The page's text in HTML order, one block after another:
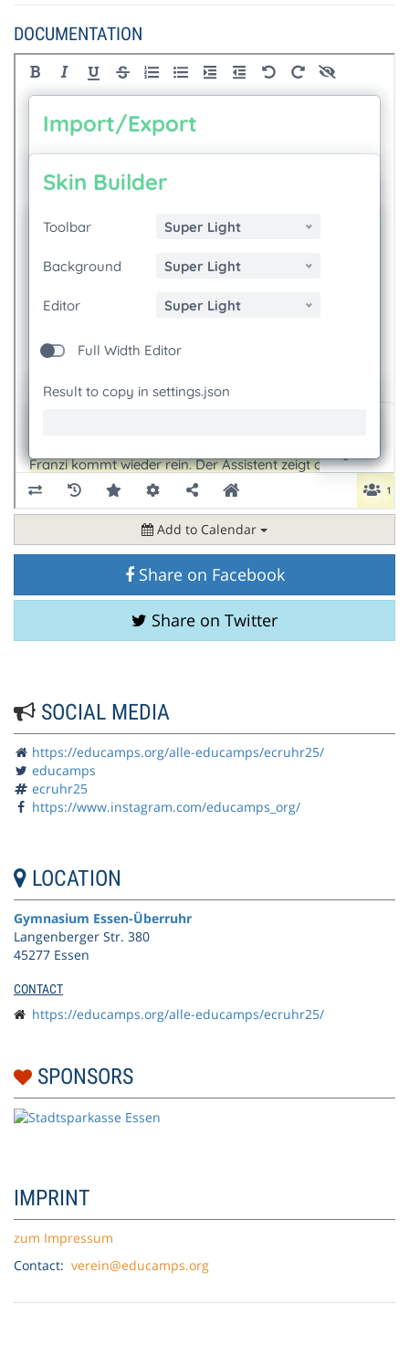
DOCUMENTATION
Add to Calendar
Share on Facebook
Share on Twitter
SOCIAL MEDIA
https://educamps.org/alle-educamps/ecruhr25/
educamps
ecruhr25
https://www.instagram.com/educamps_org/
LOCATION
Gymnasium Essen-Überruhr
Langenberger Str. 380
45277 Essen
CONTACT
https://educamps.org/alle-educamps/ecruhr25/
SPONSORS
IMPRINT
zum Impressum
Contact: verein@educamps.org